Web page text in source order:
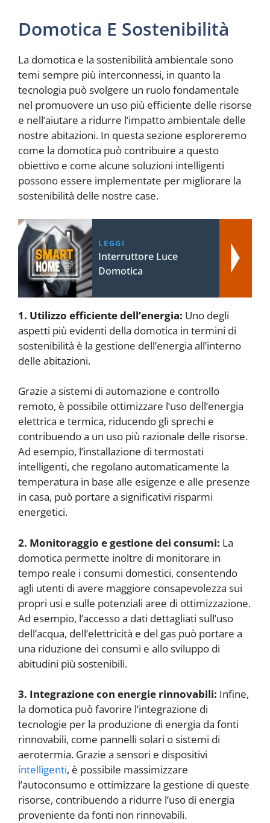
Domotica E Sostenibilità
La domotica e la sostenibilità ambientale sono
temi sempre più interconnessi, in quanto la
tecnologia può svolgere un ruolo fondamentale
nel promuovere un uso più efficiente delle risorse
e nell’aiutare a ridurre l’impatto ambientale delle
nostre abitazioni. In questa sezione esploreremo
come la domotica può contribuire a questo
obiettivo e come alcune soluzioni intelligenti
possono essere implementate per migliorare la
sostenibilità delle nostre case.
LEGGI
Interruttore Luce
Domotica
1. Utilizzo efficiente dell’energia: Uno degli
aspetti più evidenti della domotica in termini di
sostenibilità è la gestione dell’energia all’interno
delle abitazioni.
Grazie a sistemi di automazione e controllo
remoto, è possibile ottimizzare l’uso dell’energia
elettrica e termica, riducendo gli sprechi e
contribuendo a un uso più razionale delle risorse.
Ad esempio, l’installazione di termostati
intelligenti, che regolano automaticamente la
temperatura in base alle esigenze e alle presenze
in casa, può portare a significativi risparmi
energetici.
2. Monitoraggio e gestione dei consumi: La
domotica permette inoltre di monitorare in
tempo reale i consumi domestici, consentendo
agli utenti di avere maggiore consapevolezza sui
propri usi e sulle potenziali aree di ottimizzazione.
Ad esempio, l’accesso a dati dettagliati sull’uso
dell’acqua, dell’elettricità e del gas può portare a
una riduzione dei consumi e allo sviluppo di
abitudini più sostenibili.
3. Integrazione con energie rinnovabili: Infine,
la domotica può favorire l’integrazione di
tecnologie per la produzione di energia da fonti
rinnovabili, come pannelli solari o sistemi di
aerotermia. Grazie a sensori e dispositivi
intelligenti, è possibile massimizzare
l’autoconsumo e ottimizzare la gestione di queste
risorse, contribuendo a ridurre l’uso di energia
proveniente da fonti non rinnovabili.